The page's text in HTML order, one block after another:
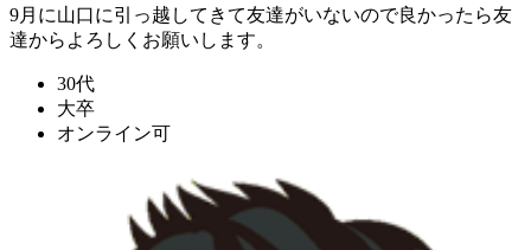
9月に山口に引っ越してきて友達がいないので良かったら友
達からよろしくお願いします。
30代
大卒
オンライン可